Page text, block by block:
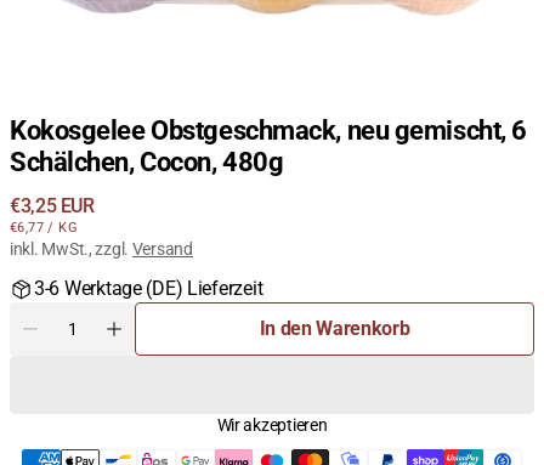
Kokosgelee Obstgeschmack, neu gemischt, 6
Schälchen, Cocon, 480g
Regulärer
Preis
€3,25 EUR
STÜCKPREIS
€6,77 / PRO
KG
inkl. MwSt., zzgl. Versand
3-6 Werktage (DE) Lieferzeit
Menge
gemischt,
Menge
gemischt,
In den Warenkorb
Wir akzeptieren